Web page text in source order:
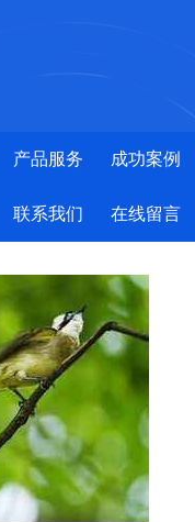
产品服务 成功案例
联系我们 在线留言